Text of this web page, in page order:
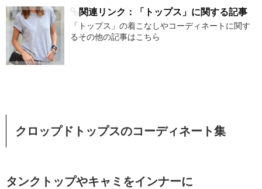
関連リンク：「トップス」に関する記事
「トップス」の着こなしやコーディネートに関す
るその他の記事はこちら
クロップドトップスのコーディネート集
タンクトップやキャミをインナーに